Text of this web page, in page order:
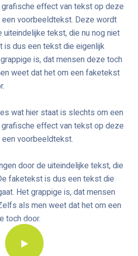
effect van tekst op deze
voorbeeldtekst. Deze wordt
tekst, die nu nog niet
is dus een tekst die eigenlijk
is, dat mensen deze toch
weet dat het om een faketekst
wat hier staat is slechts om een
effect van tekst op deze
voorbeeldtekst.
door de uiteindelijke tekst, die
faketekst is dus een tekst die
Het grappige is, dat mensen
als men weet dat het om een
toch door.